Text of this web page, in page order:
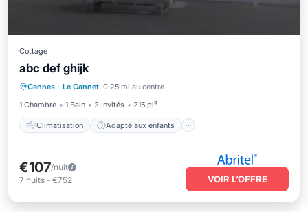
Cottage
abc def ghijk
Cannes · Le Cannet 0.25 mi au centre
1 Chambre
1 Bain 2 Invités 215 pi²
Climatisation Adapté aux enfants
Barbecue/Cuisine en plein air
Sécurité/Sûreté
€107/nuit
7 nuits - €752 VOIR L’OFFRE